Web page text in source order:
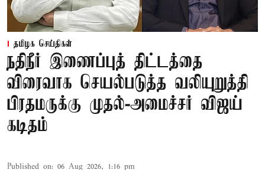
தமிழக செய்திகள்
நதிநீர் இணைப்புத் திட்டத்தை
விரைவாக செயல்படுத்த வலியுறுத்தி
பிரதமருக்கு முதல்-அமைச்சர் விஜய்
கடிதம்
Published on: 06 Aug 2026, 1:16 pm